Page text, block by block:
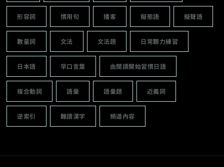
形容詞 慣用句 播客 擬態語 擬聲語
數量詞 文法 文法題 日常聽力練習
日本語 早口言葉 由閱讀開始習慣日語
複合動詞 語彙 語彙題 近義詞
逆索引 難讀漢字 頻道內容